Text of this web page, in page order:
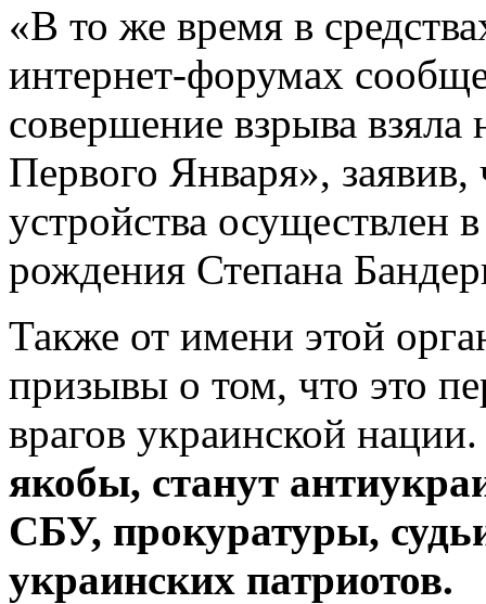
«В то же время в
интернет-форумах
совершение взрыва
Первого Января»,
устройства осуществлен
рождения Степана
Также от имени этой
призывы о том, что это
врагов украинской
якобы, станут
СБУ, прокуратуры,
украинских патриотов.